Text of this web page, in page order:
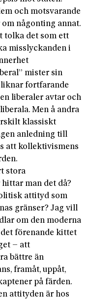
och motsvarande
någonting annat.
tolka det som ett
misslyckanden i
mister sin
liknar fortfarande
liberaler avtar och
Men å andra
klassiskt
anledning till
att kollektivismens
stora
man det då?
attityd som
gränser? Jag vill
om den moderna
det förenande kittet
– att
bättre än
framåt, uppåt,
på färden.
attityden är hos